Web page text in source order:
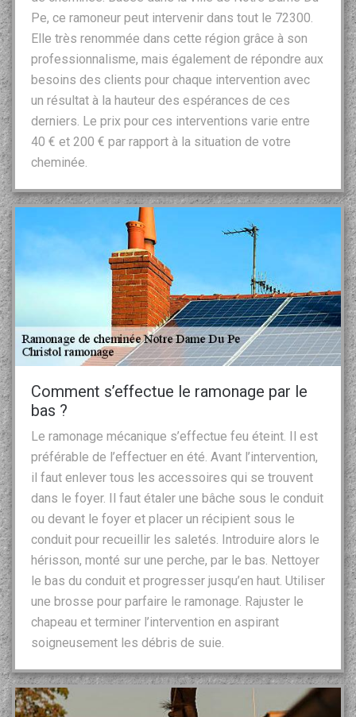
Pe, ce ramoneur peut intervenir dans tout le 72300.
Elle très renommée dans cette région grâce à son
professionnalisme, mais également de répondre aux
besoins des clients pour chaque intervention avec
un résultat à la hauteur des espérances de ces
derniers. Le prix pour ces interventions varie entre
40 € et 200 € par rapport à la situation de votre
cheminée.
Comment s’effectue le ramonage par le
bas ?
Le ramonage mécanique s’effectue feu éteint. Il est
préférable de l’effectuer en été. Avant l’intervention,
il faut enlever tous les accessoires qui se trouvent
dans le foyer. Il faut étaler une bâche sous le conduit
ou devant le foyer et placer un récipient sous le
conduit pour recueillir les saletés. Introduire alors le
hérisson, monté sur une perche, par le bas. Nettoyer
le bas du conduit et progresser jusqu’en haut. Utiliser
une brosse pour parfaire le ramonage. Rajuster le
chapeau et terminer l’intervention en aspirant
soigneusement les débris de suie.